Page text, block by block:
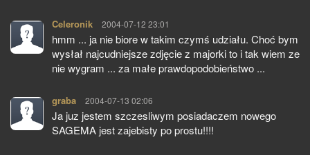
Celeronik pisze:
2004-07-12 23:01
hmm ... ja nie biore w takim czymś udziału. Choć bym
wysłał najcudniejsze zdjęcie z majorki to i tak wiem ze
nie wygram ... za małe prawdopodobieństwo ...
graba pisze:
2004-07-13 02:06
Ja juz jestem szczesliwym posiadaczem nowego
SAGEMA jest zajebisty po prostu!!!!